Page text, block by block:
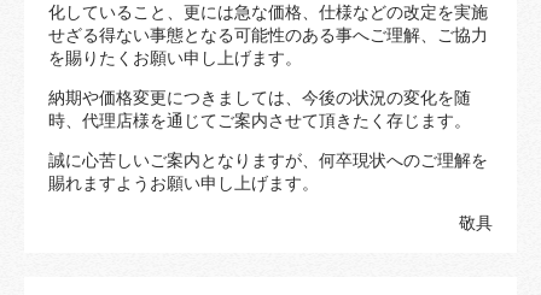
化していること、更には急な価格、仕様などの改定を実施
せざる得ない事態となる可能性のある事へご理解、ご協力
を賜りたくお願い申し上げます。
納期や価格変更につきましては、今後の状況の変化を随
時、代理店様を通じてご案内させて頂きたく存じます。
誠に心苦しいご案内となりますが、何卒現状へのご理解を
賜れますようお願い申し上げます。
敬具